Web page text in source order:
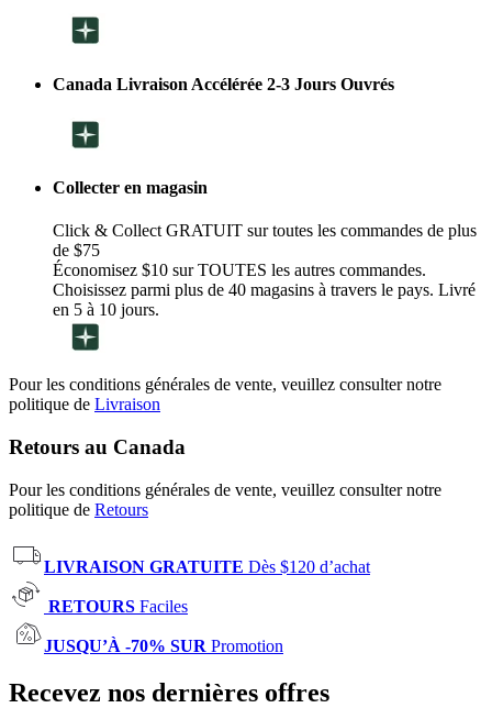
Canada Livraison Accélérée 2-3 Jours Ouvrés
Collecter en magasin
Click & Collect GRATUIT sur toutes les commandes de plus
de $75
Économisez $10 sur TOUTES les autres commandes.
Choisissez parmi plus de 40 magasins à travers le pays. Livré
en 5 à 10 jours.
Pour les conditions générales de vente, veuillez consulter notre
politique de Livraison
Retours au Canada
Pour les conditions générales de vente, veuillez consulter notre
politique de Retours
LIVRAISON GRATUITE Dès $120 d’achat
RETOURS Faciles
JUSQU’À -70% SUR Promotion
Recevez nos dernières offres